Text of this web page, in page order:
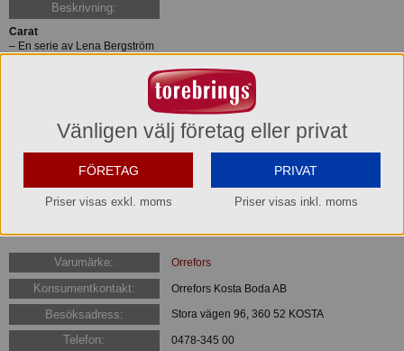
Beskrivning:
Carat
– En serie av Lena Bergström
Med inspiration från juveler och ädelstenar har Lena Bergström förnyat den
slipade kristallen med glasserien Carat.
Den distinkta och unika asymmetriska slipningen speglar vår samtid men
längd på 25,1 cm.
Mått:
• Höjd: 251 mm
Varumärke: Orrefors
Konsumentkontakt: Orrefors Kosta Boda AB
Besöksadress: Stora vägen 96, 360 52 KOSTA
Telefon: 0478-345 00
Vänligen välj företag eller privat
FÖRETAG
Priser visas exkl. moms
PRIVAT
Priser visas inkl. moms